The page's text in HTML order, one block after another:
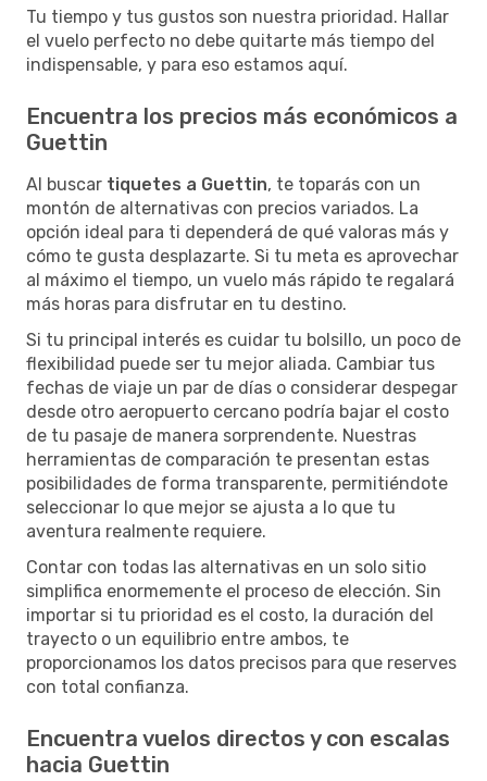
Tu tiempo y tus gustos son nuestra prioridad. Hallar
el vuelo perfecto no debe quitarte más tiempo del
indispensable, y para eso estamos aquí.
Encuentra los precios más económicos a
Guettin
Al buscar tiquetes a Guettin, te toparás con un
montón de alternativas con precios variados. La
opción ideal para ti dependerá de qué valoras más y
cómo te gusta desplazarte. Si tu meta es aprovechar
al máximo el tiempo, un vuelo más rápido te regalará
más horas para disfrutar en tu destino.
Si tu principal interés es cuidar tu bolsillo, un poco de
flexibilidad puede ser tu mejor aliada. Cambiar tus
fechas de viaje un par de días o considerar despegar
desde otro aeropuerto cercano podría bajar el costo
de tu pasaje de manera sorprendente. Nuestras
herramientas de comparación te presentan estas
posibilidades de forma transparente, permitiéndote
seleccionar lo que mejor se ajusta a lo que tu
aventura realmente requiere.
Contar con todas las alternativas en un solo sitio
simplifica enormemente el proceso de elección. Sin
importar si tu prioridad es el costo, la duración del
trayecto o un equilibrio entre ambos, te
proporcionamos los datos precisos para que reserves
con total confianza.
Encuentra vuelos directos y con escalas
hacia Guettin